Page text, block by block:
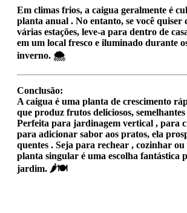
Em climas frios, a caigua geralmente é
planta anual . No entanto, se você
várias estações, leve-a para dentro de
em um local fresco e iluminado durante
inverno. 🌨️
Conclusão:
A caigua é uma planta de crescimento
que produz frutos deliciosos,
Perfeita para jardinagem vertical , para
para adicionar sabor aos pratos, ela
quentes . Seja para rechear , cozinhar ou
planta singular é uma escolha fantástica
jardim. 🌶️🍽️